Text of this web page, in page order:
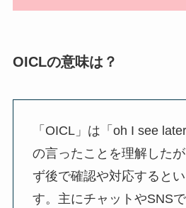
OICLの意味は？
「OICL」は「oh I see
の言ったことを理解した
ず後で確認や対応すると
す。主にチャットやSNS